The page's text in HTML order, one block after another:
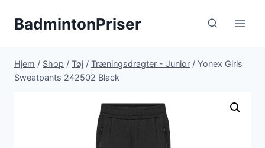
BadmintonPriser
Hjem / Shop / Tøj / Træningsdragter - Junior / Yonex Girls
Sweatpants 242502 Black